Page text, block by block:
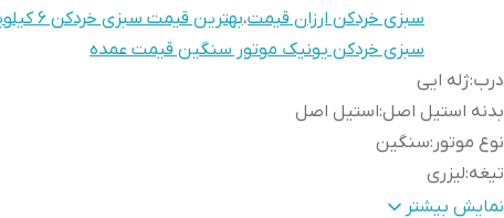
سبزی خردکن ارزان قیمت،بهترین قیمت سبزی خردکن ۶ کیلویی
سبزی خردکن یونیک موتور سنگین قیمت عمده
درب:ژله ایی
بدنه استیل اصل:استیل اصل
نوع موتور :سنگین
تیغه:لیزری
سایز:۶ کیلویی
نمایش بیشتر